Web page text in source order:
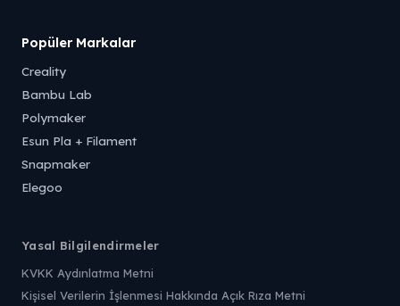
Popüler Markalar
Creality
Bambu Lab
Polymaker
Esun Pla + Filament
Snapmaker
Elegoo
Yasal Bilgilendirmeler
KVKK Aydınlatma Metni
Kişisel Verilerin İşlenmesi Hakkında Açık Rıza Metni